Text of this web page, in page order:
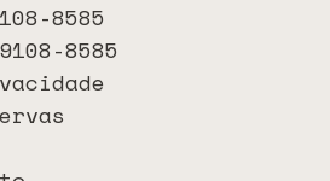
8585
8585